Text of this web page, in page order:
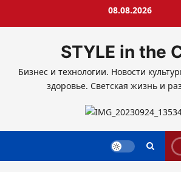
08.08.2026
STYLE in the
Бизнес и технологии. Новости
здоровье. Светская жизнь и